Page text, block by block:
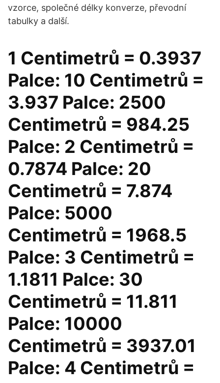
vzorce, společné délky konverze, převodní
tabulky a další.
1 Centimetrů = 0.3937
Palce: 10 Centimetrů =
3.937 Palce: 2500
Centimetrů = 984.25
Palce: 2 Centimetrů =
0.7874 Palce: 20
Centimetrů = 7.874
Palce: 5000
Centimetrů = 1968.5
Palce: 3 Centimetrů =
1.1811 Palce: 30
Centimetrů = 11.811
Palce: 10000
Centimetrů = 3937.01
Palce: 4 Centimetrů =